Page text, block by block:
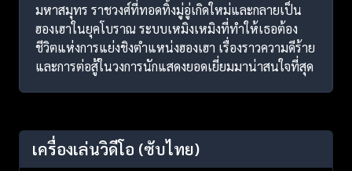
มหาสมุทร ราชวงศ์ที่ทอดทิ้งมู่อู่เกิดใหม่และกลายเป็น
ฮองเฮาในยุคโบราณ ระบบเหมิงเหมิงที่ทำให้เธอต้อง
ชีวิตแห่งการแย่งชิงตำแหน่งฮองเฮา เรื่องราวความดีร้าย
และการต่อสู้ในวงการนักแสดงยอดเยี่ยมมาน่าสนใจที่สุด
เครื่องเล่นวิดีโอ (ซับไทย)